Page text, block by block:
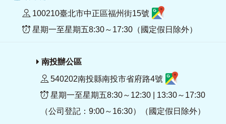
100210臺北市中正區福州街15號
星期一至星期五8:30～17:30（國定假日除外）
南投辦公區
540202南投縣南投市省府路4號
星期一至星期五8:30～12:30 | 13:30～17:30
（公司登記：9:00～16:30）（國定假日除外）